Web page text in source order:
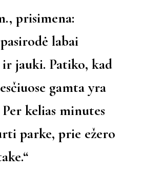
prisimena:
labai
jauki. Patiko, kad
gamta yra
Per kelias minutes
parke, prie ežero